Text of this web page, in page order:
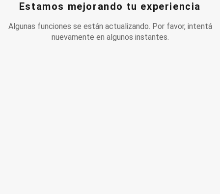
Estamos mejorando tu experiencia
Algunas funciones se están actualizando. Por favor, intentá
nuevamente en algunos instantes.